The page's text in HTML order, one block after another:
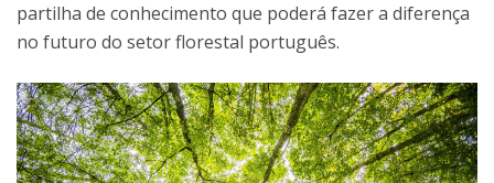
partilha de conhecimento que poderá fazer a diferença
no futuro do setor florestal português.